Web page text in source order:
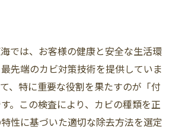
では、お客様の健康と安全な生活環
先端のカビ対策技術を提供していま
、特に重要な役割を果たすのが「付
。この検査により、カビの種類を正
性に基づいた適切な除去方法を選定